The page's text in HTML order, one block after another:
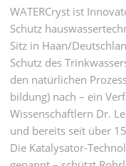
WATERCryst ist
Schutz
Sitz in Haan/­
Schutz des
den natür­lichen
bildung) nach – ein
Wissen­schaftlern Dr.
und bereits seit über
Die Kataly­sator-